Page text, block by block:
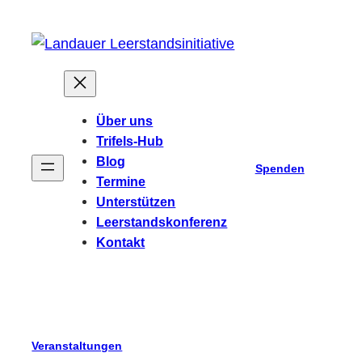
Über uns
Trifels-Hub
Blog
Termine
Unterstützen
Leerstandskonferenz
Kontakt
Spenden
Veranstaltungen